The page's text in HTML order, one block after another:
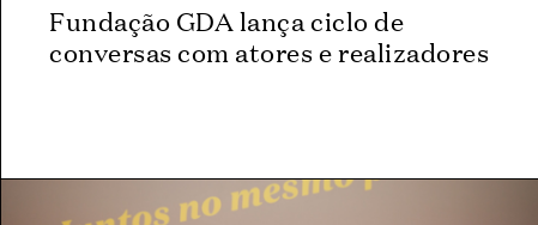
Fundação GDA lança ciclo de
conversas com atores e realizadores